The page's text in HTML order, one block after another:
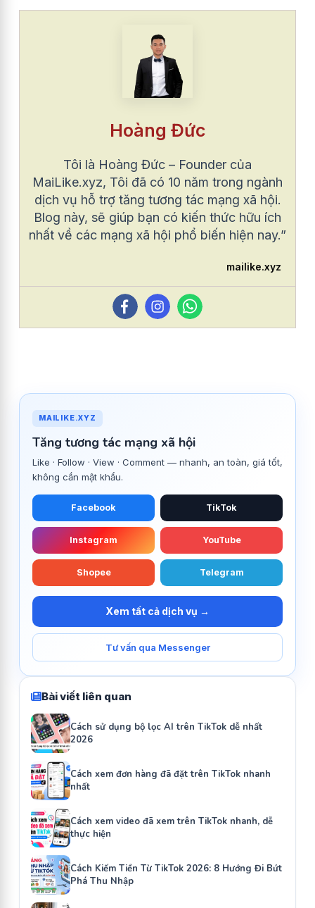
Hoàng Đức
Tôi là Hoàng Đức – Founder của
MaiLike.xyz, Tôi đã có 10 năm trong ngành
dịch vụ hỗ trợ tăng tương tác mạng xã hội.
Blog này, sẽ giúp bạn có kiến thức hữu ích
nhất về các mạng xã hội phổ biến hiện nay.”
mailike.xyz
MAILIKE.XYZ
Tăng tương tác mạng xã hội
Like · Follow · View · Comment — nhanh, an toàn, giá tốt,
không cần mật khẩu.
Facebook TikTok
Instagram YouTube
Shopee Telegram
Xem tất cả dịch vụ →
Tư vấn qua Messenger
Bài viết liên quan
Cách sử dụng bộ lọc AI trên TikTok dễ nhất
2026
Cách xem đơn hàng đã đặt trên TikTok nhanh
nhất
Cách xem video đã xem trên TikTok nhanh, dễ
thực hiện
Cách Kiếm Tiền Từ TikTok 2026: 8 Hướng Đi Bứt
Phá Thu Nhập